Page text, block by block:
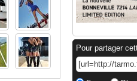
Pour partager